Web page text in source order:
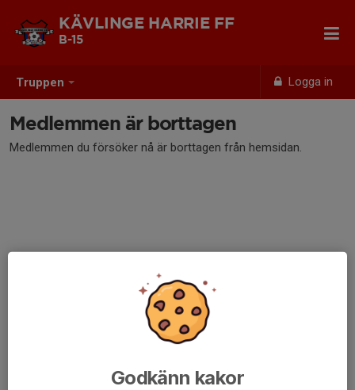
Truppen Logga in
KÄVLINGE HARRIE FF
B-15
Medlemmen är borttagen
Medlemmen du försöker nå är borttagen från hemsidan.
Godkänn kakor